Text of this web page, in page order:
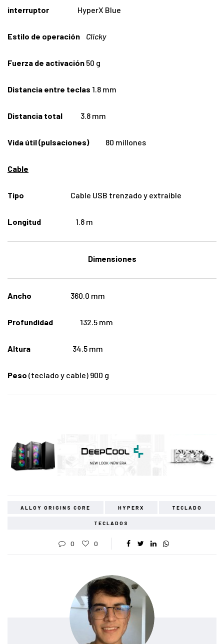
interruptor HyperX Blue
Estilo de operación Clicky
Fuerza de activación 50 g
Distancia entre teclas 1.8 mm
Distancia total 3.8 mm
Vida útil (pulsaciones) 80 millones
Cable
Tipo Cable USB trenzado y extraíble
Longitud 1.8 m
Dimensiones
Ancho 360.0 mm
Profundidad 132.5 mm
Altura 34.5 mm
Peso (teclado y cable) 900 g
ALLOY ORIGINS CORE HYPERX TECLADO
TECLADOS
0 0